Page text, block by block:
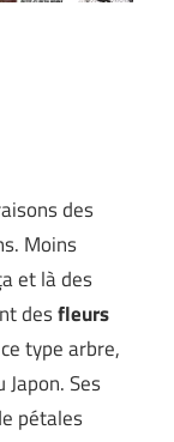
des
Moins
et là des
desfleurs
type arbre,
Ses
pétales